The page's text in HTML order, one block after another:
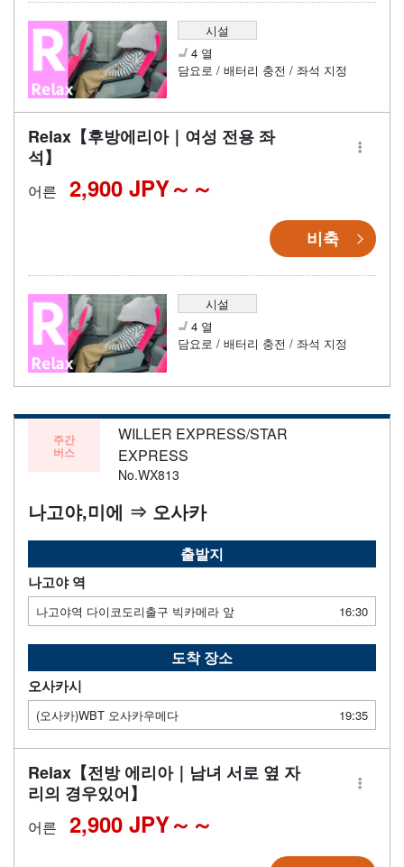
시설
4 열
담요로 / 배터리 충전 / 좌석 지정
Relax【후방에리아｜여성 전용 좌
석】
어른 2,900 JPY～
비축
시설
4 열
담요로 / 배터리 충전 / 좌석 지정
주간
버스
WILLER EXPRESS/STAR
EXPRESS
No.WX813
나고야,미에 ⇒ 오사카
출발지
나고야 역
나고야역 다이코도리출구 빅카메라 앞 16:30
도착 장소
오사카시
(오사카)WBT 오사카우메다 19:35
Relax【전방 에리아｜남녀 서로 옆 자
리의 경우있어】
어른 2,900 JPY～